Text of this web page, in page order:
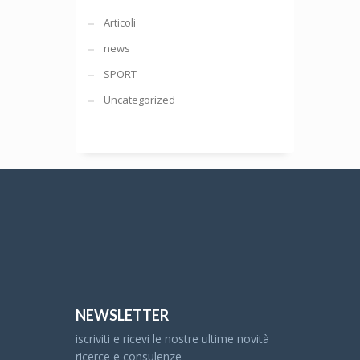
Articoli
news
SPORT
Uncategorized
NEWSLETTER
iscriviti e ricevi le nostre ultime novità
ricerce e consulenze